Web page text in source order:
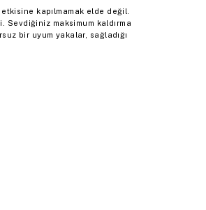
kapılmamak elde değil.
Sevdiğiniz maksimum kaldırma
bir uyum yakalar, sağladığı